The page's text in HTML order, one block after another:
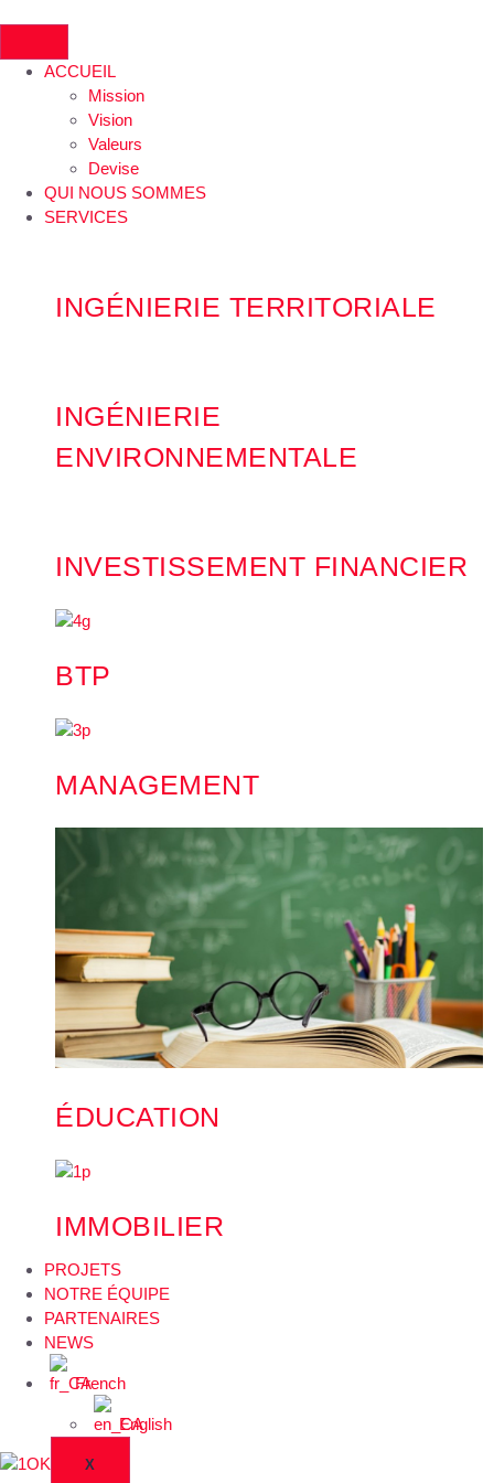
ACCUEIL
Mission
Vision
Valeurs
Devise
QUI NOUS SOMMES
SERVICES
INGÉNIERIE TERRITORIALE
INGÉNIERIE
ENVIRONNEMENTALE
INVESTISSEMENT FINANCIER
BTP
MANAGEMENT
ÉDUCATION
IMMOBILIER
PROJETS
NOTRE ÉQUIPE
PARTENAIRES
NEWS
French
English
X